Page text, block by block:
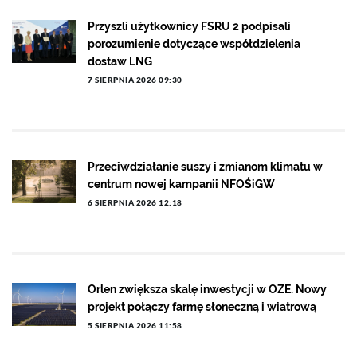
Przyszli użytkownicy FSRU 2 podpisali
porozumienie dotyczące współdzielenia
dostaw LNG
7 SIERPNIA 2026 09:30
Przeciwdziałanie suszy i zmianom klimatu w
centrum nowej kampanii NFOŚiGW
6 SIERPNIA 2026 12:18
Orlen zwiększa skalę inwestycji w OZE. Nowy
projekt połączy farmę słoneczną i wiatrową
5 SIERPNIA 2026 11:58